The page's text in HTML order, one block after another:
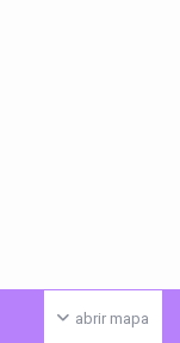
abrir mapa